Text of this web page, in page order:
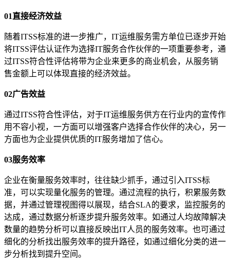
01直接经济效益
随着ITSS标准的进一步推广，IT运维服务需方单位已逐步开始
将ITSS评估认证作为选择IT服务合作伙伴的一项重要参考，通
过ITSS符合性评估将带为企业来更多的商业机会，从服务销
售金额上可以体现直接的经济效益。
02广告效益
通过ITSS符合性评估，对于IT运维服务供方在行业内的宣传作
用不容小视，一方面可以增强客户选择合作伙伴的决心，另一
方面也为企业提供优质的IT服务增加了信心。
03服务效率
企业在衡量服务效率时，往往缺少抓手，通过引入ITSS标
准，可以实现量化服务的管理。通过流程的执行，积累服务数
据，并通过管理视图得以展现，结合SLA的要求，监控服务的
达成，通过数据分析逐步提升服务效率。如通过人均故障解决
数量的趋势分析可以直接反映出IT人员的服务效率。也可通过
细化的分析找出服务效率的提升路径，如通过细化分类的进一
步分析找到提升空间。